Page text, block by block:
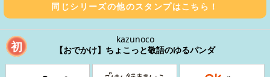
同じシリーズの他のスタンプはこちら！
初
kazunoco
【おでかけ】ちょこっと敬語のゆるパンダ